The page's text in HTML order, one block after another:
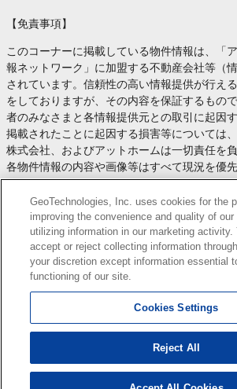
【免責事項】
このコーナーに掲載している物件情報は、「
報ネットワーク」に加盟する不動産会社等（
されています。信頼性の高い情報提供が行え
をしておりますが、その内容を保証するもの
者のみなさまと各情報提供元との取引に起因
掲載されたことに起因する損害等については
株式会社、およびアットホームは一切責任を負
各物件情報の内容や画像等はすべて現況を優
す。
お取引等（お取引の準備、資金調達等を含み
や契約条件等について、 各情報提供元より十
身でご確認の上、判断してください。
このコーナーへの物件情報のご掲載、その他
ョン等についての不動産会社様のお問合せは
します。
Copyright(c) At Home Co.,Ltd. このサイトに掲載している情報の
はアットホーム（株）またはその情報提供者に帰属します。
本ページはプロモーションが含まれています。
GeoTechnologies, Inc. uses cookies for the
improving the convenience and quality of
utilizing information in our marketing activity.
accept or reject collecting information
your discretion except information essential
functioning of our site.
Cookies Settings
Reject All